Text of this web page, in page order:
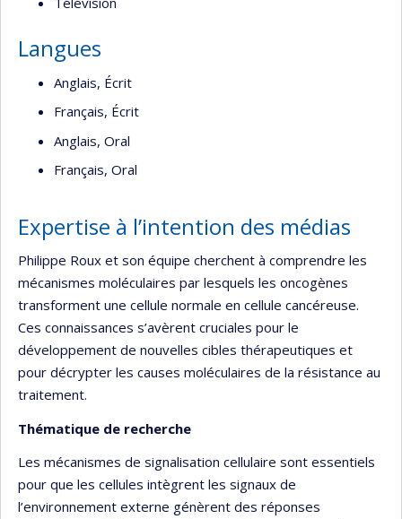
Langues
Anglais, Écrit
Français, Écrit
Anglais, Oral
Français, Oral
Expertise à l’intention des médias
Philippe Roux et son équipe cherchent à comprendre les
mécanismes moléculaires par lesquels les oncogènes
transforment une cellule normale en cellule cancéreuse.
Ces connaissances s’avèrent cruciales pour le
développement de nouvelles cibles thérapeutiques et
pour décrypter les causes moléculaires de la résistance au
traitement.
Thématique de recherche
Les mécanismes de signalisation cellulaire sont essentiels
pour que les cellules intègrent les signaux de
l’environnement externe génèrent des réponses